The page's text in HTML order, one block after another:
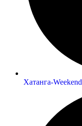
Хатанга-Weekend